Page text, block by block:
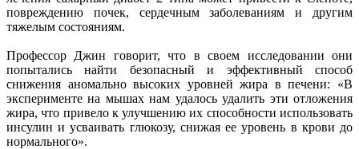
повреждению почек, сердечным заболеваниям и другим
тяжелым состояниям.
Профессор Джин говорит, что в своем исследовании они
попытались найти безопасный и эффективный способ
снижения аномально высоких уровней жира в печени: «В
эксперименте на мышах нам удалось удалить эти отложения
жира, что привело к улучшению их способности использовать
инсулин и усваивать глюкозу, снижая ее уровень в крови до
нормального».